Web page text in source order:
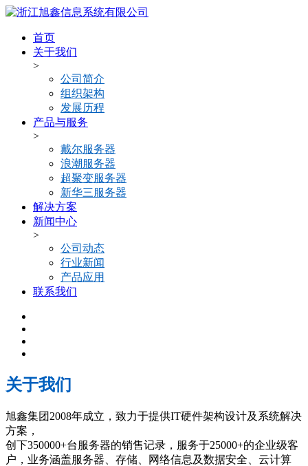
首页
关于我们
>
公司简介
组织架构
发展历程
产品与服务
>
戴尔服务器
浪潮服务器
超聚变服务器
新华三服务器
解决方案
新闻中心
>
公司动态
行业新闻
产品应用
联系我们
关于我们
旭鑫集团2008年成立，致力于提供IT硬件架构设计及系统解决
方案，
创下350000+台服务器的销售记录，服务于25000+的企业级客
户，业务涵盖服务器、存储、网络信息及数据安全、云计算